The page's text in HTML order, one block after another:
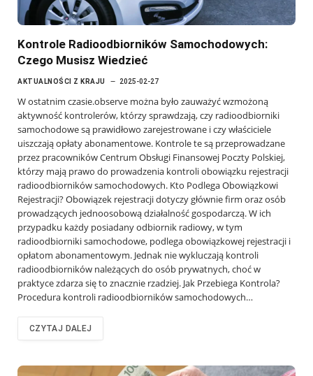
Kontrole Radioodbiorników Samochodowych:
Czego Musisz Wiedzieć
AKTUALNOŚCI Z KRAJU 2025-02-27
W ostatnim czasie.observe można było zauważyć wzmożoną
aktywność kontrolerów, którzy sprawdzają, czy radioodbiorniki
samochodowe są prawidłowo zarejestrowane i czy właściciele
uiszczają opłaty abonamentowe. Kontrole te są przeprowadzane
przez pracowników Centrum Obsługi Finansowej Poczty Polskiej,
którzy mają prawo do prowadzenia kontroli obowiązku rejestracji
radioodbiorników samochodowych. Kto Podlega Obowiązkowi
Rejestracji? Obowiązek rejestracji dotyczy głównie firm oraz osób
prowadzących jednoosobową działalność gospodarczą. W ich
przypadku każdy posiadany odbiornik radiowy, w tym
radioodbiorniki samochodowe, podlega obowiązkowej rejestracji i
opłatom abonamentowym. Jednak nie wykluczają kontroli
radioodbiorników należących do osób prywatnych, choć w
praktyce zdarza się to znacznie rzadziej. Jak Przebiega Kontrola?
Procedura kontroli radioodbiorników samochodowych…
CZYTAJ DALEJ